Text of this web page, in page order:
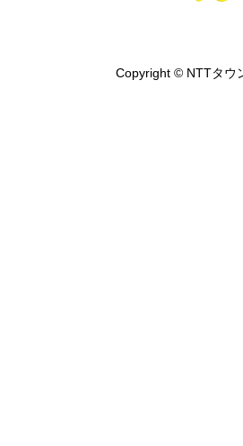
Copyright © NTTタウ